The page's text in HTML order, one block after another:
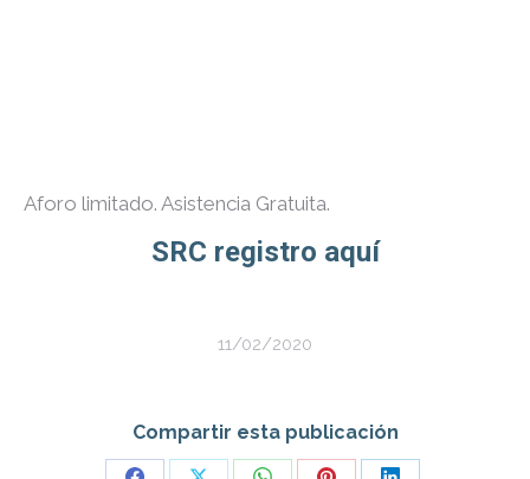
Aforo limitado. Asistencia Gratuita.
SRC registro aquí
11/02/2020
Compartir esta publicación